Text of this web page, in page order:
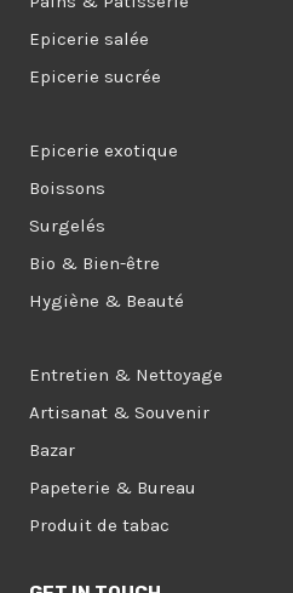
Epicerie salée
Epicerie sucrée
Epicerie exotique
Boissons
Surgelés
Bio & Bien-être
Hygiène & Beauté
Entretien & Nettoyage
Artisanat & Souvenir
Bazar
Papeterie & Bureau
Produit de tabac